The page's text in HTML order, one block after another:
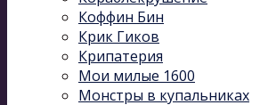
Коффин Бин
Крик Гиков
Крипатерия
Мои милые 1600
Монстры в купальниках